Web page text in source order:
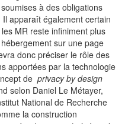
à des obligations
apparaît également certain
MR reste infiniment plus
sur une page
donc préciser le rôle des
apportées par la technologie
de privacy by design
selon Daniel Le Métayer,
National de Recherche
la construction